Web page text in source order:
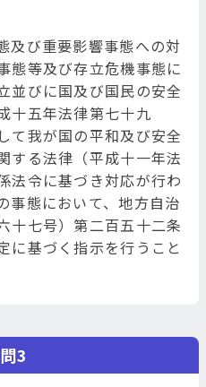
及び重要影響事態への対
態等及び存立危機事態に
並びに国及び国民の安全
十五年法律第七十九
て我が国の平和及び安全
する法律（平成十一年法
法令に基づき対応が行わ
事態において、地方自治
十七号）第二百五十二条
に基づく指示を行うこと
3